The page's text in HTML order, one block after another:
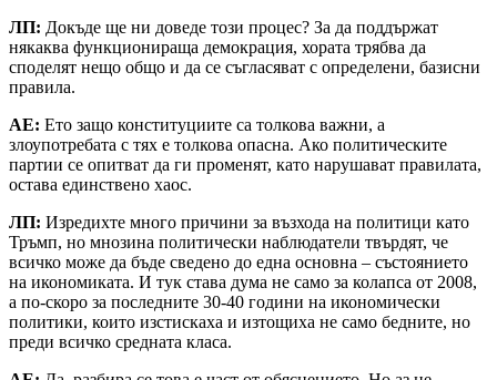
ЛП: Докъде ще ни доведе този процес? За да поддържат
някаква функционираща демокрация, хората трябва да
споделят нещо общо и да се съгласяват с определени, базисни
правила.
АЕ: Ето защо конституциите са толкова важни, а
злоупотребата с тях е толкова опасна. Ако политическите
партии се опитват да ги променят, като нарушават правилата,
остава единствено хаос.
ЛП: Изредихте много причини за възхода на политици като
Тръмп, но мнозина политически наблюдатели твърдят, че
всичко може да бъде сведено до една основна – състоянието
на икономиката. И тук става дума не само за колапса от 2008,
а по-скоро за последните 30-40 години на икономически
политики, които изстискаха и изтощиха не само бедните, но
преди всичко средната класа.